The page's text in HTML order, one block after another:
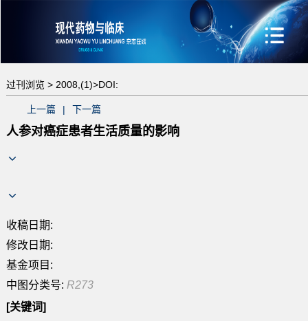
过刊浏览 > 2008,(1)>DOI:
上一篇 | 下一篇
人参对癌症患者生活质量的影响
收稿日期:
修改日期:
基金项目:
中图分类号: R273
[关键词]